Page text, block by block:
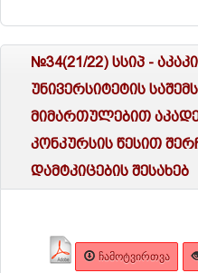
№34(21/22) სსიპ -
უნივერსიტეტის
მიმართულებით
კონკურსის წესით
დამტკიცების შესახებ
ᲩᲐᲛᲝᲢᲕᲘᲠᲗᲕᲐ